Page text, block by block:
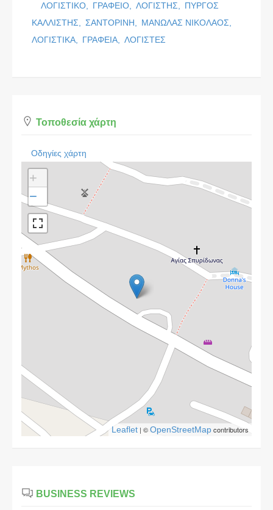
ΛΟΓΙΣΤΙΚΟ, ΓΡΑΦΕΙΟ, ΛΟΓΙΣΤΗΣ, ΠΥΡΓΟΣ
ΚΑΛΛΙΣΤΗΣ, ΣΑΝΤΟΡΙΝΗ, ΜΑΝΩΛΑΣ ΝΙΚΟΛΑΟΣ,
ΛΟΓΙΣΤΙΚΑ, ΓΡΑΦΕΙΑ, ΛΟΓΙΣΤΕΣ
Τοποθεσία χάρτη
Οδηγίες χάρτη
+
−
Leaflet | ©OpenStreetMapcontributors
BUSINESS REVIEWS